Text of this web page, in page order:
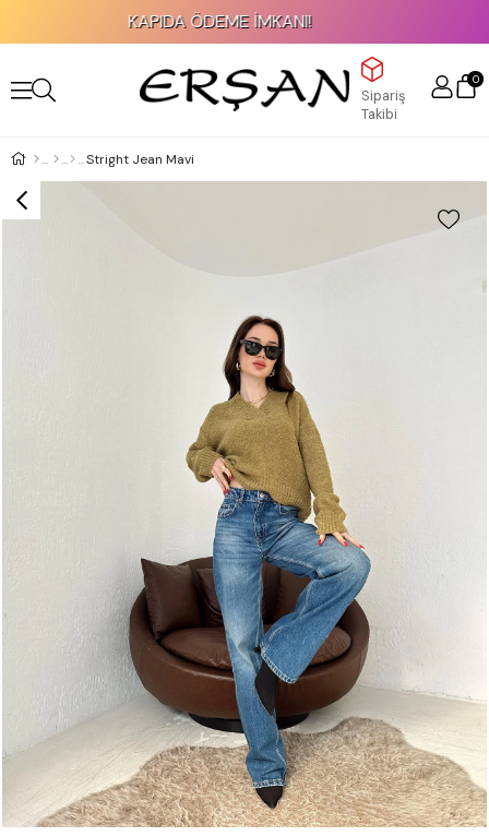
KAPIDA ÖDEME İMKANI!
Sipariş
Takibi
0
Stright Jean Mavi